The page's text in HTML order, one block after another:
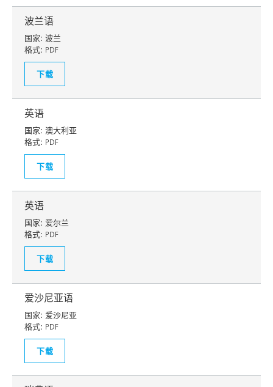
波兰语
国家: 波兰
格式: PDF
下载
英语
国家: 澳大利亚
格式: PDF
下载
英语
国家: 爱尔兰
格式: PDF
下载
爱沙尼亚语
国家: 爱沙尼亚
格式: PDF
下载